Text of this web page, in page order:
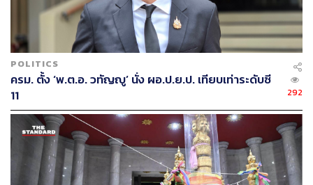
ภาพที่ 1 พลเอก ประวิตร วงษ์สุวรรณ รับมอบตำแหน่งผู้
บัญชาการทหารบกคนที่ 34
จากพลเอก ชัยสิทธิ์ ชินวัตร ผู้บัญชาการทหารบกคนที่ 33
ภาพ: www.thairath.co.th
ทำความรู้จักกับบูรพาพยัคฆ์
ก่อนที่จะกล่าวถึงเส้นทางขึ้นสู่ตำแหน่งผู้บัญชาการทหารบก
ของนายทหารที่เติบโตจากกองพลทหารราบที่ 2 รักษา
พระองค์หรือบูรพาพยัคฆ์ มาทำความรู้จักกับบูรพาพยัคฆ์ว่ามี
ที่มาอย่างไร
POLITICS
ครม. ตั้ง ‘พ.ต.อ. วทัญญู’ นั่ง ผอ.ป.ย.ป. เทียบเท่าระดับซี
11
292